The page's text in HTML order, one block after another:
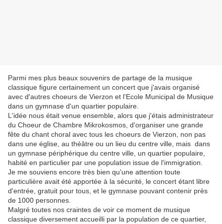
Parmi mes plus beaux souvenirs de partage de la musique
classique figure certainement un concert que j'avais organisé
avec d'autres choeurs de Vierzon et l'Ecole Municipal de Musique
dans un gymnase d'un quartier populaire.
L'idée nous était venue ensemble, alors que j'étais administrateur
du Choeur de Chambre Mikrokosmos, d'organiser une grande
fête du chant choral avec tous les choeurs de Vierzon, non pas
dans une église, au théâtre ou un lieu du centre ville, mais dans
un gymnase périphérique du centre ville, un quartier populaire,
habité en particulier par une population issue de l'immigration.
Je me souviens encore très bien qu'une attention toute
particulière avait été apportée à la sécurité, le concert étant libre
d'entrée, gratuit pour tous, et le gymnase pouvant contenir près
de 1000 personnes.
Malgré toutes nos craintes de voir ce moment de musique
classique diversement accueilli par la population de ce quartier,